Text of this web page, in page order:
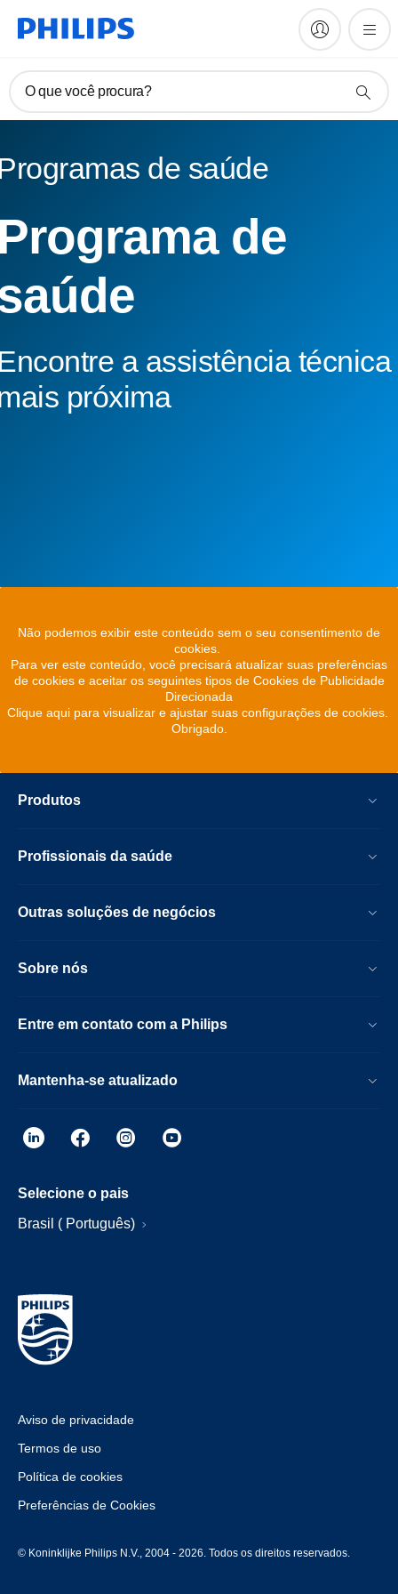
O que você procura?
de saúde
de
a assistência técnica
próxima
Não podemos exibir este conteúdo sem o seu consentimento de
cookies.
Para ver este conteúdo, você precisará atualizar suas preferências
de cookies e aceitar os seguintes tipos de Cookies de Publicidade
Direcionada
Clique aqui para visualizar e ajustar suas configurações de cookies.
Obrigado.
Produtos
Profissionais da saúde
Outras soluções de negócios
Sobre nós
Entre em contato com a Philips
Mantenha-se atualizado
Selecione o pais
Brasil ( Português)
Aviso de privacidade
Termos de uso
Política de cookies
Preferências de Cookies
© Koninklijke Philips N.V., 2004 - 2026. Todos os direitos reservados.